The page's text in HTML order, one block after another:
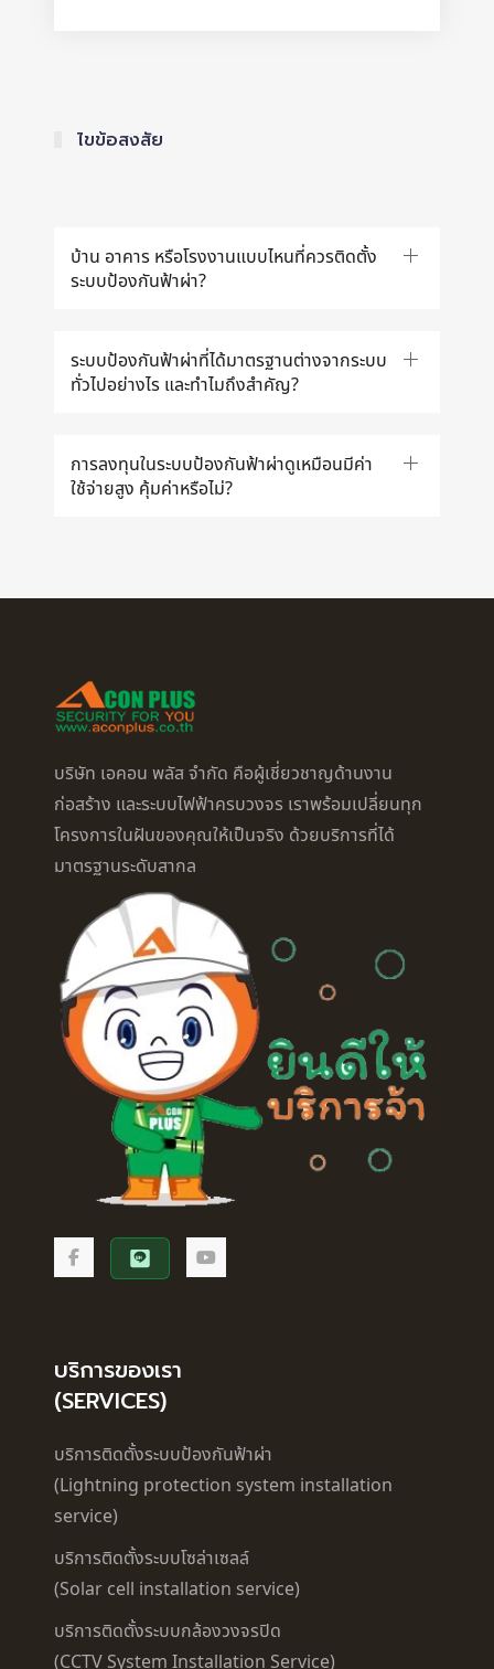
ไขข้อสงสัย
บ้าน อาคาร หรือโรงงานแบบไหนที่ควรติดตั้ง
ระบบป้องกันฟ้าผ่า?
ระบบป้องกันฟ้าผ่าที่ได้มาตรฐานต่างจากระบบ
ทั่วไปอย่างไร และทำไมถึงสำคัญ?
การลงทุนในระบบป้องกันฟ้าผ่าดูเหมือนมีค่า
ใช้จ่ายสูง คุ้มค่าหรือไม่?
บริษัท เอคอน พลัส จำกัด คือผู้เชี่ยวชาญด้านงาน
ก่อสร้าง และระบบไฟฟ้าครบวงจร เราพร้อมเปลี่ยนทุก
โครงการในฝันของคุณให้เป็นจริง ด้วยบริการที่ได้
มาตรฐานระดับสากล
บริการของเรา
(SERVICES)
บริการติดตั้งระบบป้องกันฟ้าผ่า
(Lightning protection system installation
service)
บริการติดตั้งระบบโซล่าเซลล์
(Solar cell installation service)
บริการติดตั้งระบบกล้องวงจรปิด
(CCTV System Installation Service)